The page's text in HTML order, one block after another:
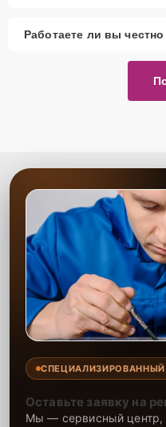
Работаете ли вы
СПЕЦИАЛИЗИРОВАННЫЙ
Оставьте заявку на
Мы — сервисный центр,